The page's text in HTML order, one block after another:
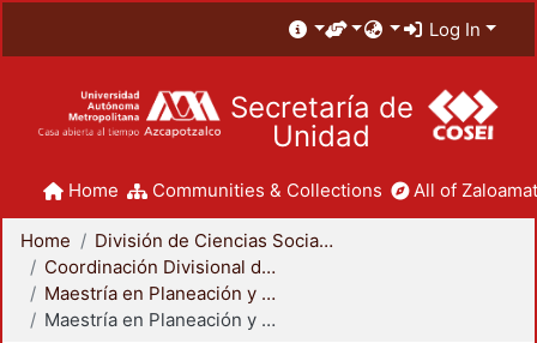
Log In
Secretaría de
Unidad
Home Communities & Collections All of
Home
División de Ciencias Sociales y Humanidades
Coordinación Divisional de Posgrado
Maestría en Planeación y Políticas Metropolitanas
Maestría en Planeación y Políticas Metropolitanas